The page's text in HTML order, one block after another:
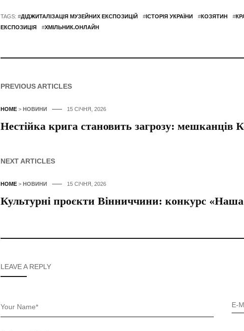
TAGS: #ДІДЖИТАЛІЗАЦІЯ МУЗЕЙНИХ ЕКСПОЗИЦІЙ #ІСТОРІЯ УКРАЇНИ #КОЗЯТИН #
ЕКСПОЗИЦІЯ
#ХМІЛЬНИК.ОНЛАЙН
PREVIOUS ARTICLES
HOME> НОВИНИ 15 СІЧНЯ, 2026
Нестійка крига становить загрозу: мешканців
NEXT ARTICLES
HOME> НОВИНИ 15 СІЧНЯ, 2026
Культурні проєкти Вінниччини: конкурс
LEAVE A REPLY